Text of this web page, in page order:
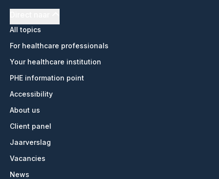
All topics
For healthcare professionals
Your healthcare institution
PHE information point
Accessibility
About us
Client panel
Jaarverslag
Vacancies
News